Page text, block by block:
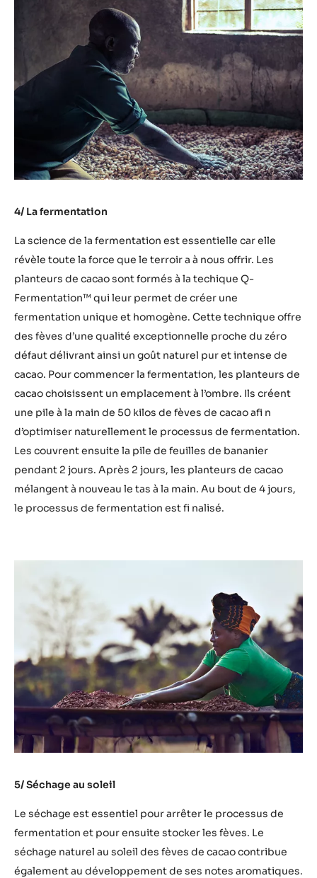
4/ La fermentation
La science de la fermentation est essentielle car elle
révèle toute la force que le terroir a à nous offrir. Les
planteurs de cacao sont formés à la techique Q-
Fermentation™ qui leur permet de créer une
fermentation unique et homogène. Cette technique offre
des fèves d’une qualité exceptionnelle proche du zéro
défaut délivrant ainsi un goût naturel pur et intense de
cacao. Pour commencer la fermentation, les planteurs de
cacao choisissent un emplacement à l’ombre. Ils créent
une pile à la main de 50 kilos de fèves de cacao afi n
d’optimiser naturellement le processus de fermentation.
Les couvrent ensuite la pile de feuilles de bananier
pendant 2 jours. Après 2 jours, les planteurs de cacao
mélangent à nouveau le tas à la main. Au bout de 4 jours,
le processus de fermentation est fi nalisé.
5/ Séchage au soleil
Le séchage est essentiel pour arrêter le processus de
fermentation et pour ensuite stocker les fèves. Le
séchage naturel au soleil des fèves de cacao contribue
également au développement de ses notes aromatiques.